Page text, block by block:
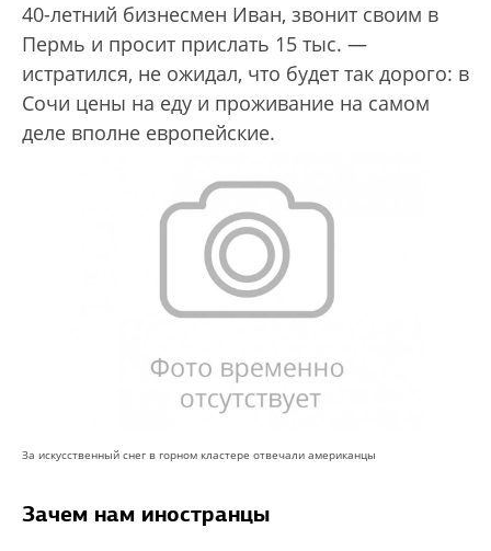
40-летний бизнесмен Иван, звонит своим в
Пермь и просит прислать 15 тыс. —
истратился, не ожидал, что будет так дорого: в
Сочи цены на еду и проживание на самом
деле вполне европейские.
За искусственный снег в горном кластере отвечали американцы
Зачем нам иностранцы